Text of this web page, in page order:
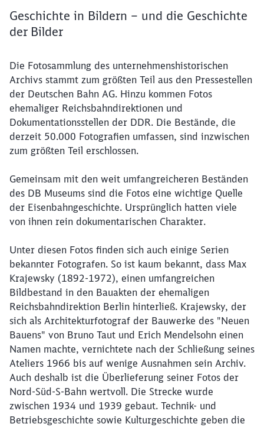
Geschichte in Bildern – und die Geschichte
der Bilder
Die Fotosammlung des unternehmenshistorischen
Archivs stammt zum größten Teil aus den Pressestellen
der Deutschen Bahn AG. Hinzu kommen Fotos
ehemaliger Reichsbahndirektionen und
Dokumentationsstellen der DDR. Die Bestände, die
derzeit 50.000 Fotografien umfassen, sind inzwischen
zum größten Teil erschlossen.
Gemeinsam mit den weit umfangreicheren Beständen
des DB Museums sind die Fotos eine wichtige Quelle
der Eisenbahngeschichte. Ursprünglich hatten viele
von ihnen rein dokumentarischen Charakter.
Unter diesen Fotos finden sich auch einige Serien
bekannter Fotografen. So ist kaum bekannt, dass Max
Krajewsky (1892-1972), einen umfangreichen
Bildbestand in den Bauakten der ehemaligen
Reichsbahndirektion Berlin hinterließ. Krajewsky, der
sich als Architekturfotograf der Bauwerke des "Neuen
Bauens" von Bruno Taut und Erich Mendelsohn einen
Namen machte, vernichtete nach der Schließung seines
Ateliers 1966 bis auf wenige Ausnahmen sein Archiv.
Auch deshalb ist die Überlieferung seiner Fotos der
Nord-Süd-S-Bahn wertvoll. Die Strecke wurde
zwischen 1934 und 1939 gebaut. Technik- und
Betriebsgeschichte sowie Kulturgeschichte geben die